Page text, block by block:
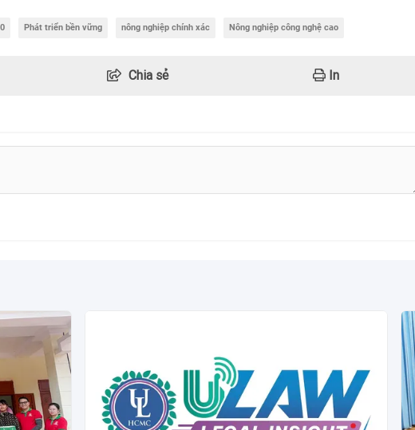
Phát triển bền vững nông nghiệp chính xác Nông nghiệp công nghệ cao
Chia sẻ In